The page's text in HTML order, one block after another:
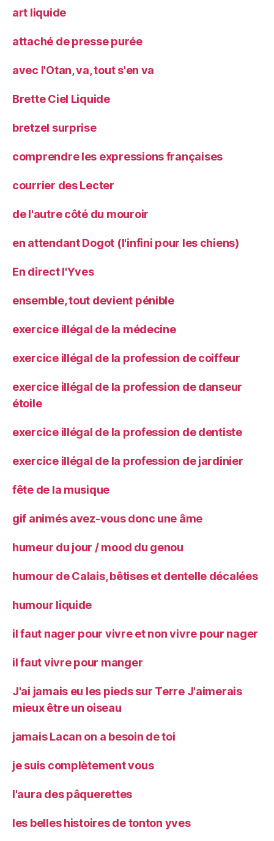
art liquide
attaché de presse purée
avec l'Otan, va, tout s'en va
Brette Ciel Liquide
bretzel surprise
comprendre les expressions françaises
courrier des Lecter
de l'autre côté du mouroir
en attendant Dogot (l'infini pour les chiens)
En direct l'Yves
ensemble, tout devient pénible
exercice illégal de la médecine
exercice illégal de la profession de coiffeur
exercice illégal de la profession de danseur
étoile
exercice illégal de la profession de dentiste
exercice illégal de la profession de jardinier
fête de la musique
gif animés avez-vous donc une âme
humeur du jour / mood du genou
humour de Calais, bêtises et dentelle décalées
humour liquide
il faut nager pour vivre et non vivre pour nager
il faut vivre pour manger
J'ai jamais eu les pieds sur Terre J'aimerais
mieux être un oiseau
jamais Lacan on a besoin de toi
je suis complètement vous
l'aura des pâquerettes
les belles histoires de tonton yves